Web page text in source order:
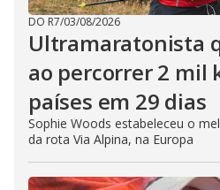
DO R7/03/08/2026
Ultramaratonista
ao percorrer 2 mil
países em 29 dias
Sophie Woods estabeleceu o
da rota Via Alpina, na Europa